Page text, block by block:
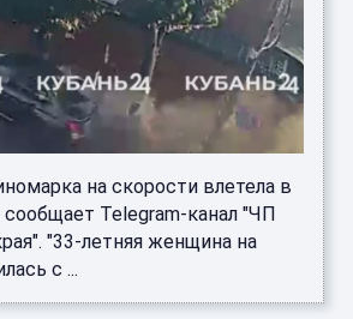
на скорости влетела в
Telegram-канал "ЧП
"33-летняя женщина на
с ...